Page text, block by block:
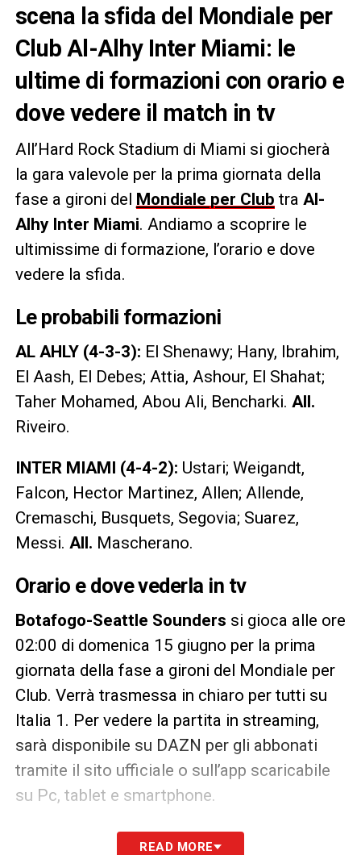
scena la sfida del Mondiale per
Club Al-Alhy Inter Miami: le
ultime di formazioni con orario e
dove vedere il match in tv
All’Hard Rock Stadium di Miami si giocherà
la gara valevole per la prima giornata della
fase a gironi del Mondiale per Club tra Al-
Alhy Inter Miami. Andiamo a scoprire le
ultimissime di formazione, l’orario e dove
vedere la sfida.
Le probabili formazioni
AL AHLY (4-3-3): El Shenawy; Hany, Ibrahim,
El Aash, El Debes; Attia, Ashour, El Shahat;
Taher Mohamed, Abou Ali, Bencharki. All.
Riveiro.
INTER MIAMI (4-4-2): Ustari; Weigandt,
Falcon, Hector Martinez, Allen; Allende,
Cremaschi, Busquets, Segovia; Suarez,
Messi. All. Mascherano.
Orario e dove vederla in tv
Botafogo-Seattle Sounders si gioca alle ore
02:00 di domenica 15 giugno per la prima
giornata della fase a gironi del Mondiale per
Club. Verrà trasmessa in chiaro per tutti su
Italia 1. Per vedere la partita in streaming,
sarà disponibile su DAZN per gli abbonati
tramite il sito ufficiale o sull’app scaricabile
su Pc, tablet e smartphone.
LA PLAYLIST DELLE NOSTRE TOP NEWS
READ MORE